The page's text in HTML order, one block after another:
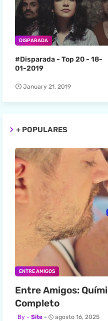
DISPARADA
#Disparada - Top 20 - 18-
01-2019
January 21, 2019
+ POPULARES
ENTRE AMIGOS
Entre Amigos:
Completo
Site agosto 16, 2025